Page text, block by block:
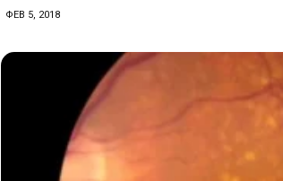
ΦΕΒ 5, 2018